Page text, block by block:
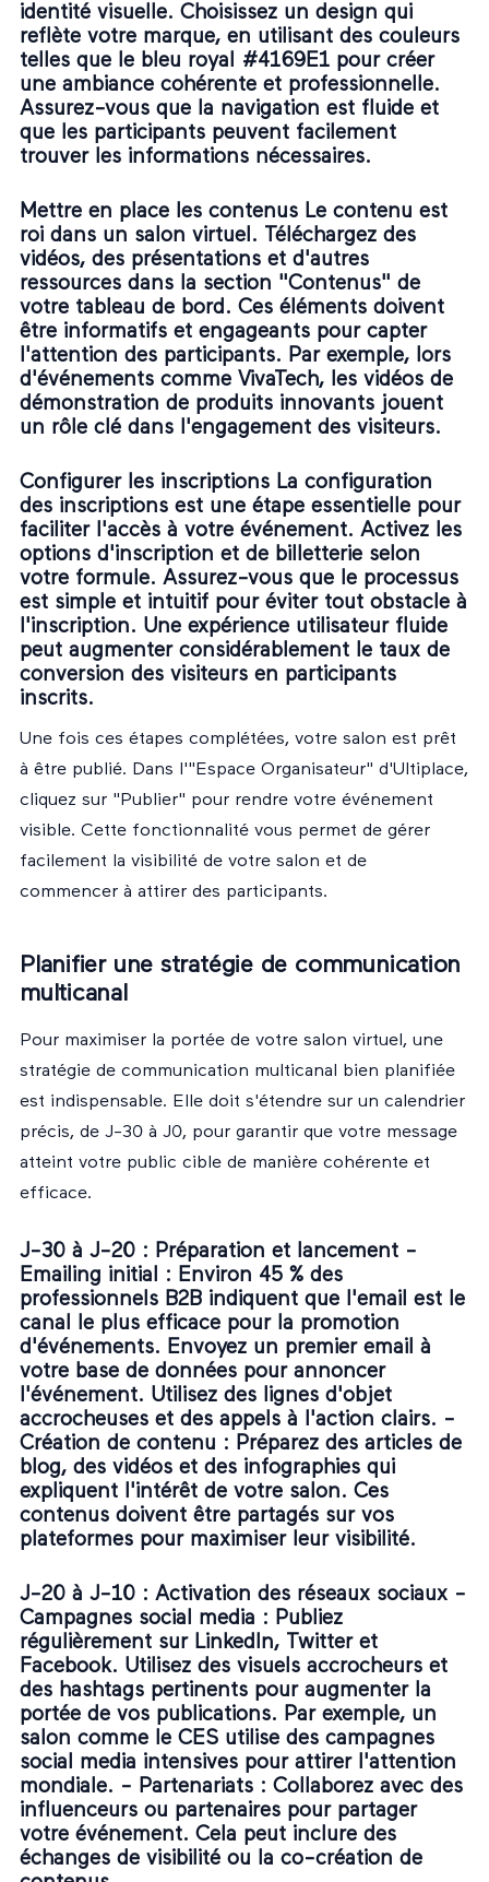
identité visuelle. Choisissez un design qui
reflète votre marque, en utilisant des couleurs
telles que le bleu royal #4169E1 pour créer
une ambiance cohérente et professionnelle.
Assurez-vous que la navigation est fluide et
que les participants peuvent facilement
trouver les informations nécessaires.
Mettre en place les contenus Le contenu est
roi dans un salon virtuel. Téléchargez des
vidéos, des présentations et d'autres
ressources dans la section "Contenus" de
votre tableau de bord. Ces éléments doivent
être informatifs et engageants pour capter
l'attention des participants. Par exemple, lors
d'événements comme VivaTech, les vidéos de
démonstration de produits innovants jouent
un rôle clé dans l'engagement des visiteurs.
Configurer les inscriptions La configuration
des inscriptions est une étape essentielle pour
faciliter l'accès à votre événement. Activez les
options d'inscription et de billetterie selon
votre formule. Assurez-vous que le processus
est simple et intuitif pour éviter tout obstacle à
l'inscription. Une expérience utilisateur fluide
peut augmenter considérablement le taux de
conversion des visiteurs en participants
inscrits.
Une fois ces étapes complétées, votre salon est prêt
à être publié. Dans l'"Espace Organisateur" d'Ultiplace,
cliquez sur "Publier" pour rendre votre événement
visible. Cette fonctionnalité vous permet de gérer
facilement la visibilité de votre salon et de
commencer à attirer des participants.
Planifier une stratégie de communication
multicanal
Pour maximiser la portée de votre salon virtuel, une
stratégie de communication multicanal bien planifiée
est indispensable. Elle doit s'étendre sur un calendrier
précis, de J-30 à J0, pour garantir que votre message
atteint votre public cible de manière cohérente et
efficace.
J-30 à J-20 : Préparation et lancement -
Emailing initial
: Environ 45 % des
professionnels B2B indiquent que l'email est le
canal le plus efficace pour la promotion
d'événements. Envoyez un premier email à
votre base de données pour annoncer
l'événement. Utilisez des lignes d'objet
accrocheuses et des appels à l'action clairs. -
Création de contenu : Préparez des articles de
blog, des vidéos et des infographies qui
expliquent l'intérêt de votre salon. Ces
contenus doivent être partagés sur vos
plateformes pour maximiser leur visibilité.
J-20 à J-10 : Activation des réseaux sociaux -
Campagnes social media : Publiez
régulièrement sur LinkedIn, Twitter et
Facebook. Utilisez des visuels accrocheurs et
des hashtags pertinents pour augmenter la
portée de vos publications. Par exemple, un
salon comme le CES utilise des campagnes
social media intensives pour attirer l'attention
mondiale. - Partenariats : Collaborez avec des
influenceurs ou partenaires pour partager
votre événement. Cela peut inclure des
échanges de visibilité ou la co-création de